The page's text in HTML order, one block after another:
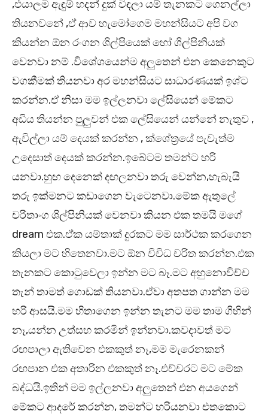
,එයාලම ඇඳුම් හදන් දුක් විඳලා යම් තැනකට ගෙනල්ලා
තියනවනේ ,ඒ ආව හැමෝගෙම මහන්සියට අපි වග
කියන්න ඕන රංගන ශිල්පියෙක් හෝ ශිල්පිනියක්
වෙනවා නම් .විශේශයෙන්ම අලුතෙන් එන කෙනෙකුට
වගකීමක් තියනවා අර මහන්සියට සාධාරණයක් ඉශ්ට
කරන්න.ඒ නිසා මම ඉල්ලනවා ලේසියෙන් මේකට
අඩිය තියන්න පුලුවන් එක ලේසියෙන් යන්නේ නැතුව ,
ඇවිල්ලා යම් දෙයක් කරන්න , ක්ශේත්‍රයේ පැවැත්ම
උදෙසාත් දෙයක් කරන්න.ඉබේටම තමන්ට හරි
යනවා.හුඟ දෙනෙක් දඟලනවා තරු වෙන්න,හැබැයි
තරු ඉක්මනට කඩාගෙන වැටෙනවා.මේක ඇතුලේ
චරිතාංග ශිල්පිනියක් වෙනවා කියන එක තමයි මගේ
dream එක.ඒක යම්තාක් දුරකට මම සාර්ථක කරගෙන
කියලා මට හිතෙනවා.මට ඕන විවිධ චරිත කරන්න.එක
තැනකට කොටුවෙලා ඉන්න මට බෑ.මට අහුනොවිච්ච
තැන් තාමත් ගොඩක් තියනවා.ඒවා අතපත ගාන්න මම
හරි ආසයි.මම හිතාගෙන ඉන්න තැනට මම තාම ගිහින්
නෑ,යන්න උත්සහ කරමින් ඉන්නවා.කවදාවත් මට
රඟපාලා ඇතිවෙන එකකුත් නෑ,මම මැරෙනකන්
රඟපාන එක අතාරින එකකුත් නෑ.එච්චරට මට මේක
බද්ධයි.ඉතින් මම ඉල්ලනවා අලුතෙන් එන අයගෙන්
මේකට ආදරේ කරන්න, තමන්ට හරියනවා එතකොට